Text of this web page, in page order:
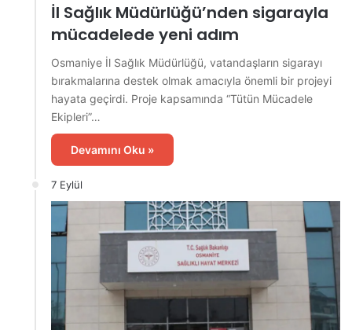
İl Sağlık Müdürlüğü’nden sigarayla
mücadelede yeni adım
Osmaniye İl Sağlık Müdürlüğü, vatandaşların sigarayı
bırakmalarına destek olmak amacıyla önemli bir projeyi
hayata geçirdi. Proje kapsamında “Tütün Mücadele
Ekipleri”…
Devamını Oku »
7 Eylül